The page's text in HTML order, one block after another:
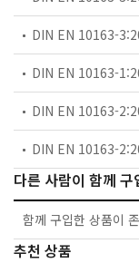
다른 사람이 함께 구
함께 구입한 상품이
추천 상품